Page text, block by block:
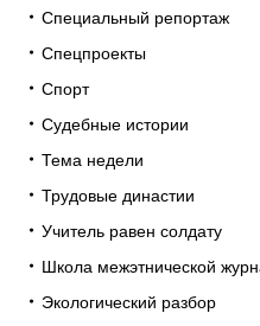
Специальный репортаж
Спецпроекты
Спорт
Судебные истории
Тема недели
Трудовые династии
Учитель равен солдату
Школа межэтнической
Экологический разбор